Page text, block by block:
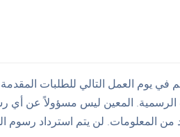
المعين ليس مسؤولاً عن أي
المعلومات. لن يتم استرداد رسوم